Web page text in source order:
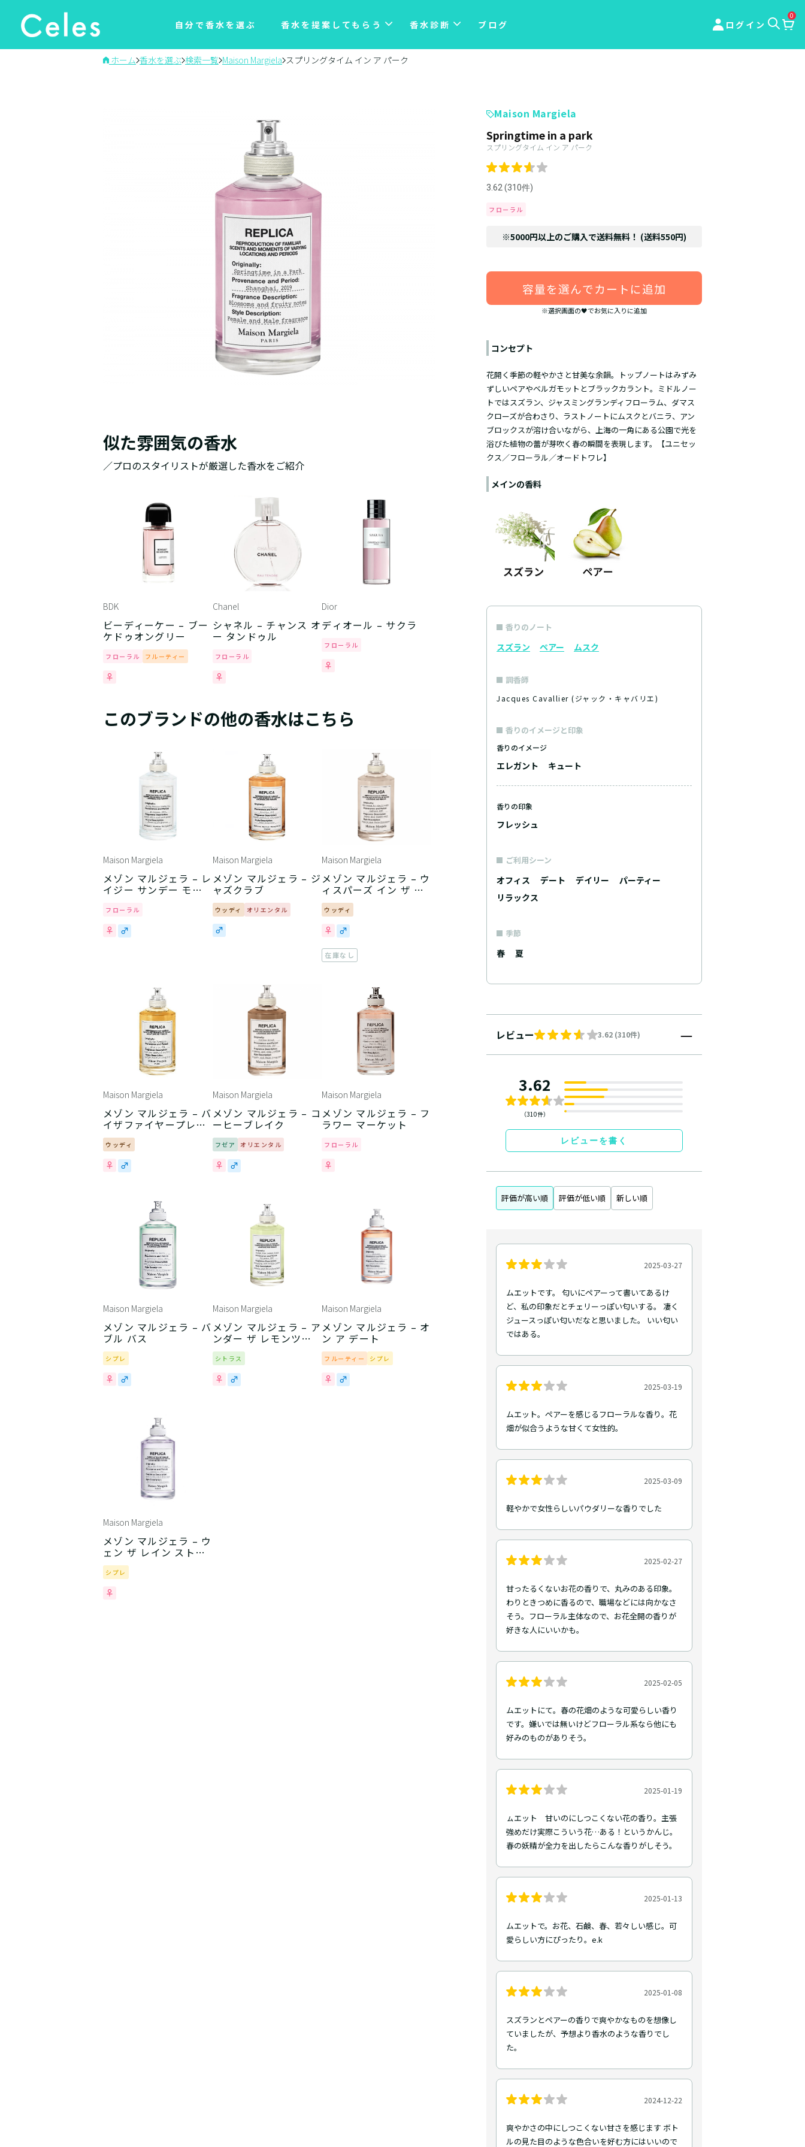
自分で香水を選ぶ 香水を提案してもらう 香水診断 ブログ ログイン
0
ホーム 香水を選ぶ 検索一覧 Maison Margiela スプリングタイム イン ア パーク
Maison Margiela
Springtime in a park
スプリングタイム イン ア パーク
3.62 (310件)
フローラル
※5000円以上のご購入で送料無料！ (送料550円)
容量を選んでカートに追加
※選択画面の🖤でお気に入りに追加
コンセプト
花開く季節の軽やかさと甘美な余韻。トップノートはみずみ
ずしいペアやベルガモットとブラックカラント。ミドルノー
トではスズラン、ジャスミングランディフローラム、ダマス
クローズが合わさり、ラストノートにムスクとバニラ、アン
ブロックスが溶け合いながら、上海の一角にある公園で光を
浴びた植物の蕾が芽吹く春の瞬間を表現します。【ユニセッ
クス／フローラル／オードトワレ】
メインの香料
香りのノート
スズラン ペアー ムスク
調香師
Jacques Cavallier (ジャック・キャバリエ)
香りのイメージと印象
香りのイメージ
エレガント キュート
香りの印象
フレッシュ
ご利用シーン
オフィス デート デイリー
パーティー
リラックス
季節
春 夏
レビュー 3.62 (310件)
3.62
（310件）
レビューを書く
評価が高い順 評価が低い順 新しい順
2025-03-27
ムエットです。 匂いにペアーって書いてあるけ
ど、私の印象だとチェリーっぽい匂いする。 凄く
ジュースっぽい匂いだなと思いました。 いい匂い
ではある。
2025-03-19
ムエット。ペアーを感じるフローラルな香り。花
畑が似合うような甘くて女性的。
2025-03-09
軽やかで女性らしいパウダリーな香りでした
2025-02-27
甘ったるくないお花の香りで、丸みのある印象。
わりときつめに香るので、職場などには向かなさ
そう。フローラル主体なので、お花全開の香りが
好きな人にいいかも。
2025-02-05
ムエットにて。春の花畑のような可愛らしい香り
です。嫌いでは無いけどフローラル系なら他にも
好みのものがありそう。
2025-01-19
ㇺエット 甘いのにしつこくない花の香り。主張
強めだけ実際こういう花…ある！というかんじ。
春の妖精が全力を出したらこんな香りがしそう。
2025-01-13
ムエットで。お花、石鹸、春、若々しい感じ。可
愛らしい方にぴったり。e.k
2025-01-08
スズランとペアーの香りで爽やかなものを想像し
ていましたが、予想より香水のような香りでし
た。
2024-12-22
爽やかさの中にしつこくない甘さを感じます ボト
ルの見た目のような色合いを好む方にはいいので
似た雰囲気の香水
／プロのスタイリストが厳選した香水をご紹介
BDK
ビーディーケー – ブー
ケドゥオングリー
フローラル フルーティー
Chanel
シャネル – チャンス オ
ー タンドゥル
フローラル
Dior
ディオール – サクラ
フローラル
このブランドの他の香水はこちら
Maison Margiela
メゾン マルジェラ – レ
イジー サンデー モー
フローラル
Maison Margiela
メゾン マルジェラ – ジ
ャズクラブ
ウッディ オリエンタル
Maison Margiela
メゾン マルジェラ – ウ
ィスパーズ イン ザ ラ
イブラリー
ウッディ
在庫なし
Maison Margiela
メゾン マルジェラ – バ
イザファイヤープレイ
ス
ウッディ
Maison Margiela
メゾン マルジェラ – コ
ーヒーブレイク
フゼア オリエンタル
Maison Margiela
メゾン マルジェラ – フ
ラワー マーケット
フローラル
Maison Margiela
メゾン マルジェラ – バ
ブル バス
シプレ
Maison Margiela
メゾン マルジェラ – ア
ンダー ザ レモンツリ
ー
シトラス
Maison Margiela
メゾン マルジェラ – オ
ン ア デート
フルーティー シプレ
Maison Margiela
メゾン マルジェラ – ウ
ェン ザ レイン ストッ
プス
シプレ